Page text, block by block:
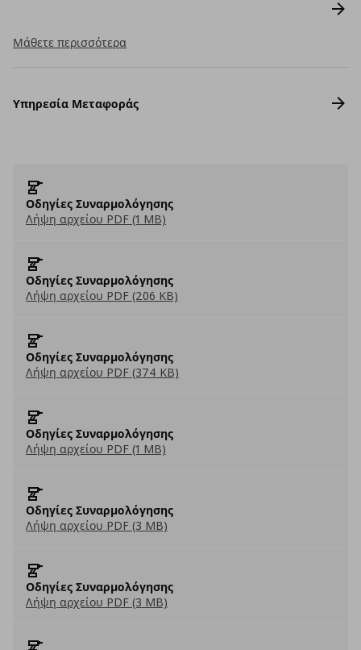
Μάθετε περισσότερα
Υπηρεσία Μεταφοράς
Οδηγίες Συναρμολόγησης
Λήψη αρχείου PDF (1 MB)
Οδηγίες Συναρμολόγησης
Λήψη αρχείου PDF (206 KB)
Οδηγίες Συναρμολόγησης
Λήψη αρχείου PDF (374 KB)
Οδηγίες Συναρμολόγησης
Λήψη αρχείου PDF (1 MB)
Οδηγίες Συναρμολόγησης
Λήψη αρχείου PDF (3 MB)
Οδηγίες Συναρμολόγησης
Λήψη αρχείου PDF (3 MB)